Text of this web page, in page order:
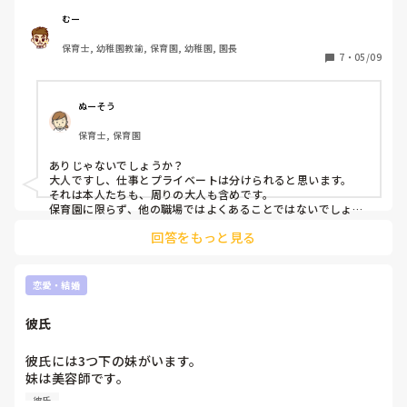
ただ、本人たちが良くても、周りが知ったらなんとなくやり
にくいのかな、と。それも踏まえて表向きは禁止した方が良
いのかな、とか考えています。
むー
保育士, 幼稚園教諭, 保育園, 幼稚園, 園長
7 ・ 05/09
ぬーそう
保育士, 保育園
ありじゃないでしょうか？
大人ですし、仕事とプライベートは分けられると思います。
それは本人たちも、周りの大人も含めです。
保育園に限らず、他の職場ではよくあることではないでしょう
回答をもっと見る
恋愛・結婚
彼氏
彼氏には3つ下の妹がいます。
妹は美容師です。
彼氏は毎回妹の美容院へ行きます。
彼氏